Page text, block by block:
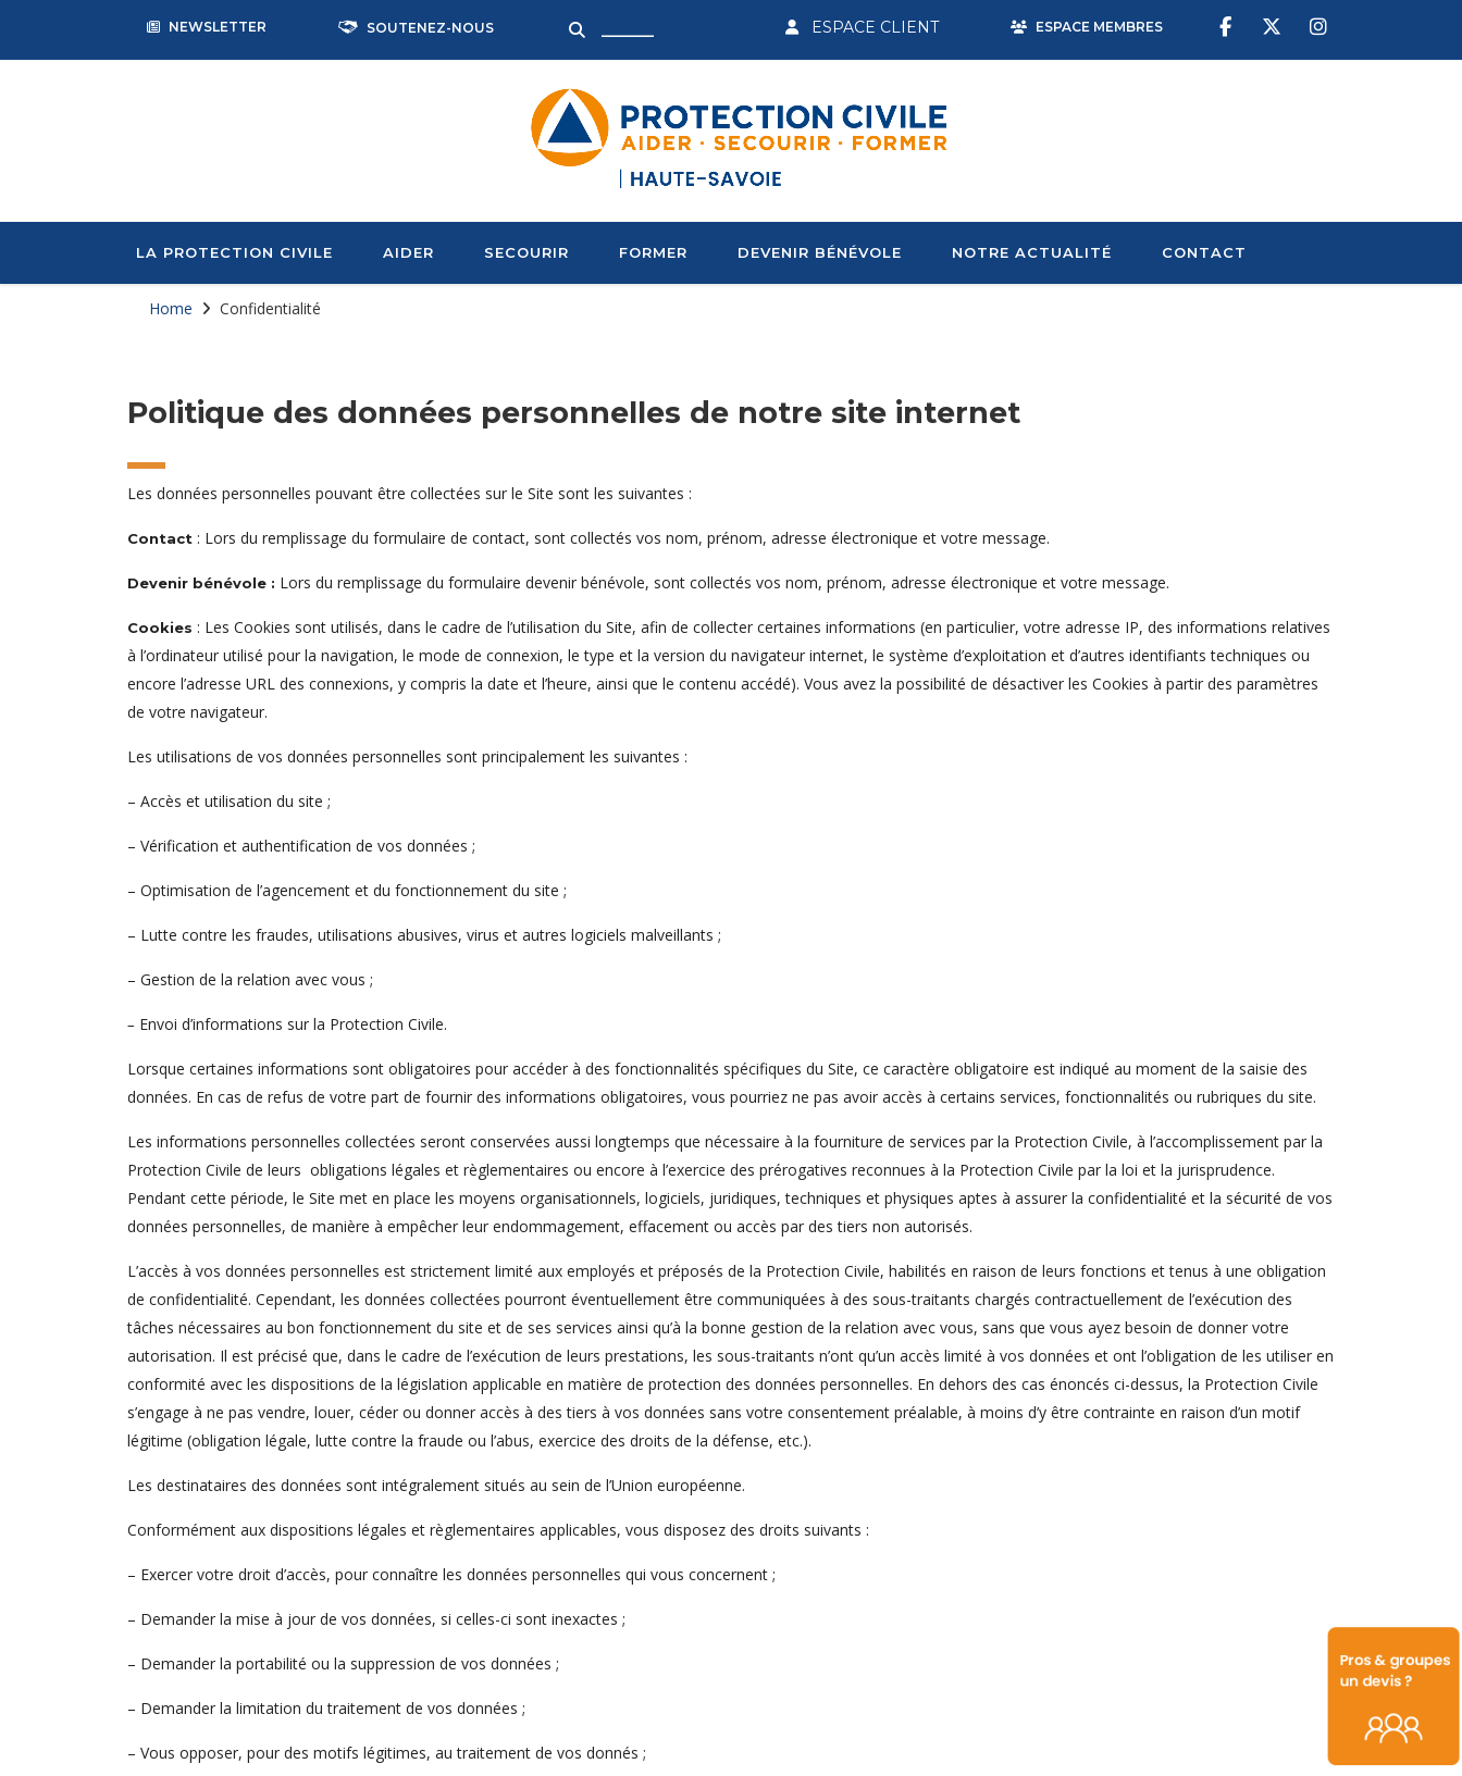
NEWSLETTER SOUTENEZ-NOUS ESPACE CLIENT ESPACE MEMBRES
LA PROTECTION CIVILE AIDER SECOURIR FORMER DEVENIR BÉNÉVOLE NOTRE ACTUALITÉ CONTACT
Home Confidentialité
Politique des données personnelles de notre site internet
Les données personnelles pouvant être collectées sur le Site sont les suivantes :
Contact : Lors du remplissage du formulaire de contact, sont collectés vos nom, prénom, adresse électronique et votre message.
Devenir bénévole : Lors du remplissage du formulaire devenir bénévole, sont collectés vos nom, prénom, adresse électronique et votre message.
Cookies : Les Cookies sont utilisés, dans le cadre de l’utilisation du Site, afin de collecter certaines informations (en particulier, votre adresse IP, des informations relatives
à l’ordinateur utilisé pour la navigation, le mode de connexion, le type et la version du navigateur internet, le système d’exploitation et d’autres identifiants techniques ou
encore l’adresse URL des connexions, y compris la date et l’heure, ainsi que le contenu accédé). Vous avez la possibilité de désactiver les Cookies à partir des paramètres
de votre navigateur.
Les utilisations de vos données personnelles sont principalement les suivantes :
– Accès et utilisation du site ;
– Vérification et authentification de vos données ;
– Optimisation de l’agencement et du fonctionnement du site ;
– Lutte contre les fraudes, utilisations abusives, virus et autres logiciels malveillants ;
– Gestion de la relation avec vous ;
– Envoi d’informations sur la Protection Civile.
Lorsque certaines informations sont obligatoires pour accéder à des fonctionnalités spécifiques du Site, ce caractère obligatoire est indiqué au moment de la saisie des
données. En cas de refus de votre part de fournir des informations obligatoires, vous pourriez ne pas avoir accès à certains services, fonctionnalités ou rubriques du site.
Les informations personnelles collectées seront conservées aussi longtemps que nécessaire à la fourniture de services par la Protection Civile, à l’accomplissement par la
Protection Civile de leurs obligations légales et règlementaires ou encore à l’exercice des prérogatives reconnues à la Protection Civile par la loi et la jurisprudence.
Pendant cette période, le Site met en place les moyens organisationnels, logiciels, juridiques, techniques et physiques aptes à assurer la confidentialité et la sécurité de vos
données personnelles, de manière à empêcher leur endommagement, effacement ou accès par des tiers non autorisés.
L’accès à vos données personnelles est strictement limité aux employés et préposés de la Protection Civile, habilités en raison de leurs fonctions et tenus à une obligation
de confidentialité. Cependant, les données collectées pourront éventuellement être communiquées à des sous-traitants chargés contractuellement de l’exécution des
tâches nécessaires au bon fonctionnement du site et de ses services ainsi qu’à la bonne gestion de la relation avec vous, sans que vous ayez besoin de donner votre
autorisation. Il est précisé que, dans le cadre de l’exécution de leurs prestations, les sous-traitants n’ont qu’un accès limité à vos données et ont l’obligation de les utiliser en
conformité avec les dispositions de la législation applicable en matière de protection des données personnelles. En dehors des cas énoncés ci-dessus, la Protection Civile
s’engage à ne pas vendre, louer, céder ou donner accès à des tiers à vos données sans votre consentement préalable, à moins d’y être contrainte en raison d’un motif
légitime (obligation légale, lutte contre la fraude ou l’abus, exercice des droits de la défense, etc.).
Les destinataires des données sont intégralement situés au sein de l’Union européenne.
Conformément aux dispositions légales et règlementaires applicables, vous disposez des droits suivants :
– Exercer votre droit d’accès, pour connaître les données personnelles qui vous concernent ;
– Demander la mise à jour de vos données, si celles-ci sont inexactes ;
– Demander la portabilité ou la suppression de vos données ;
– Demander la limitation du traitement de vos données ;
– Vous opposer, pour des motifs légitimes, au traitement de vos donnés ;